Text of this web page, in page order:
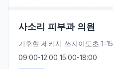
사소리 피부과 의원
기후현 세키시 쓰지이도초 1-15
09:00-12:00 15:00-18:00